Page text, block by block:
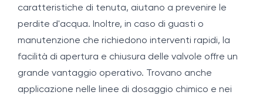
caratteristiche di tenuta, aiutano a prevenire le
perdite d'acqua. Inoltre, in caso di guasti o
manutenzione che richiedono interventi rapidi, la
facilità di apertura e chiusura delle valvole offre un
grande vantaggio operativo. Trovano anche
applicazione nelle linee di dosaggio chimico e nei